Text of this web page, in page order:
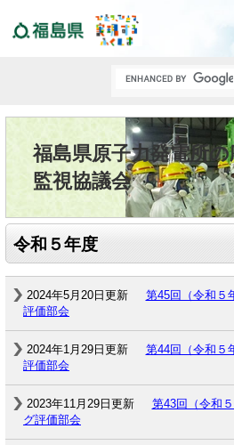
福島県原子力発電所
監視協議会
令和５年度
2024年5月20日更新
第45回（令和５
評価部会
2024年1月29日更新
第44回（令和５
評価部会
2023年11月29日更新
第43回（令和
グ評価部会